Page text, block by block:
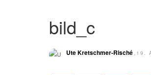
bild_c
Ute Kretschmer-Risché ,19.